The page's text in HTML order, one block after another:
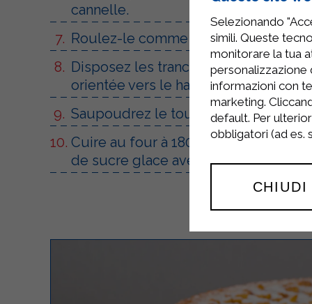
cannelle.
Roulez-le comme une saucisse
Disposez les tranches, espacées
orientée vers le haut.
Saupoudrez le tout de sucre et
Cuire au four à 180° pendant
de sucre glace avec environ 4 à 5
Selezionando
simili. Queste
monitorare la tua
personalizzazione
informazioni con
marketing.
default. Per
obbligatori (ad es.
CHIUDI